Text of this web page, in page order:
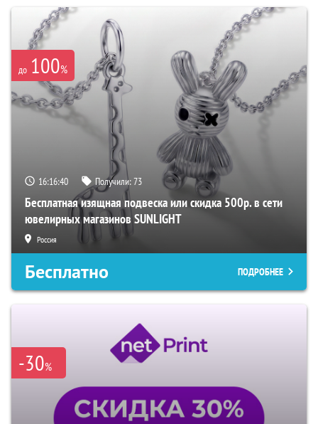
до 100%
16:16:39 Получили:73
Бесплатная изящная подвеска или скидка 500р. в сети
ювелирных магазинов SUNLIGHT
Россия
Бесплатно ПОДРОБНЕЕ
-30%